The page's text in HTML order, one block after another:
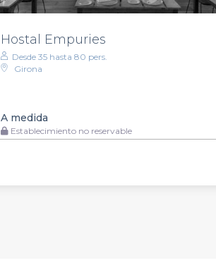
Hostal Empuries
Desde 35 hasta 80 pers.
Girona
A medida
Establecimiento no reservable